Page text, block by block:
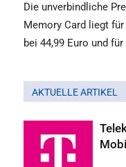
Die unverbindliche
Memory Card liegt
bei 44,99 Euro und
AKTUELLE ARTIKEL